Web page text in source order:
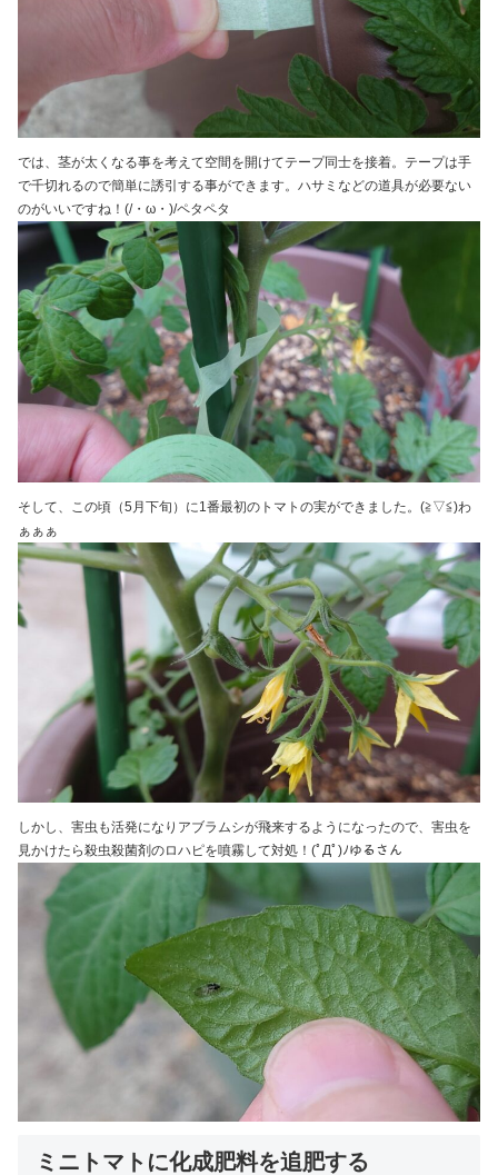
では、茎が太くなる事を考えて空間を開けてテープ同士を接着。テープは手
で千切れるので簡単に誘引する事ができます。ハサミなどの道具が必要ない
のがいいですね！(/・ω・)/ペタペタ
そして、この頃（5月下旬）に1番最初のトマトの実ができました。(≧▽≦)わ
ぁぁぁ
しかし、害虫も活発になりアブラムシが飛来するようになったので、害虫を
見かけたら殺虫殺菌剤のロハピを噴霧して対処！(ﾟДﾟ)ﾉゆるさん
ミニトマトに化成肥料を追肥する